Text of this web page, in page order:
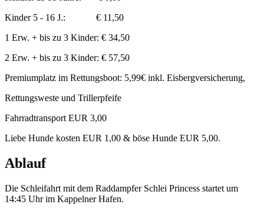
Kinder 5 - 16 J.: € 11,50
1 Erw. + bis zu 3 Kinder: € 34,50
2 Erw. + bis zu 3 Kinder: € 57,50
Premiumplatz im Rettungsboot: 5,99€ inkl. Eisbergversicherung,
Rettungsweste und Trillerpfeife
Fahrradtransport EUR 3,00
Liebe Hunde kosten EUR 1,00 & böse Hunde EUR 5,00.
Ablauf
Die Schleifahrt mit dem Raddampfer Schlei Princess startet um
14:45 Uhr im Kappelner Hafen.